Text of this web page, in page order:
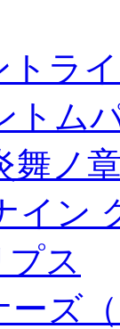
トラ
トム
舞ノ
イン
ス
ーズ